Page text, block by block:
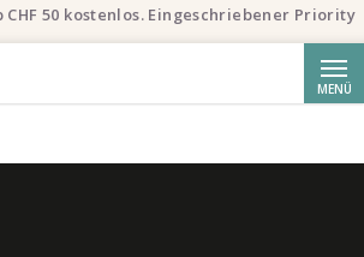
MENÜ
50 kostenlos. Eingeschriebener Priority